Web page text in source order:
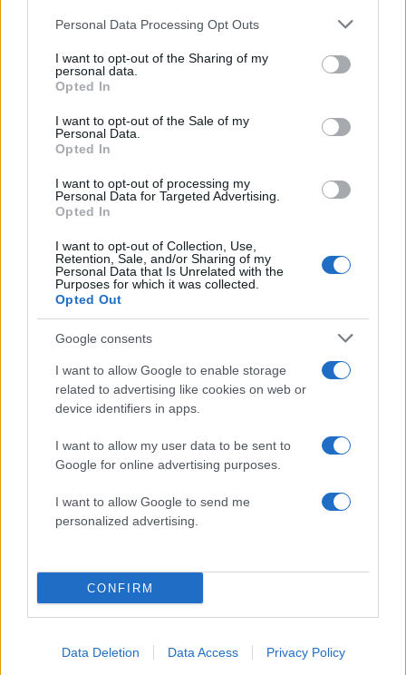
Please note that this website/app uses one or more Google
not limited to your visit or usage behaviour. You may click to
grant or deny consent to Google and its third-party tags to
use your data for below specified purposes in below Google
consent section.
Personal Data Processing Opt Outs
I want to opt-out of the Sharing of my
personal data.
Opted In
I want to opt-out of the Sale of my
Personal Data.
Opted In
I want to opt-out of processing my
Personal Data for Targeted Advertising.
Opted In
I want to opt-out of Collection, Use,
Retention, Sale, and/or Sharing of my
Personal Data that Is Unrelated with the
Purposes for which it was collected.
Opted Out
Google consents
I want to allow Google to enable storage
related to advertising like cookies on web or
device identifiers in apps.
I want to allow my user data to be sent to
Google for online advertising purposes.
I want to allow Google to send me
personalized advertising.
CONFIRM
Data Deletion Data Access Privacy Policy
Σχόλια
Σχολίασε εδώ
Υποβολή σχολίου
. Το site προστατεύεται από reCAPTCHA, ισχύουν
Πολιτική Απορρήτου&Όροι Χρήσηςτης Google.
ΟΛΥΜΠΙΑΚΟΣ
Share:
Ακολουθήστε το Νewsit.gr στο Google News και
Τραγωδία με 4χρονο αγόρι
που εστιάζουν οι
αστυνομικοί για τον πνιγμό
στην πισίνα
Ζέστη και
φτάνουν τα 80 χλμ/
«Red Code» σε 6